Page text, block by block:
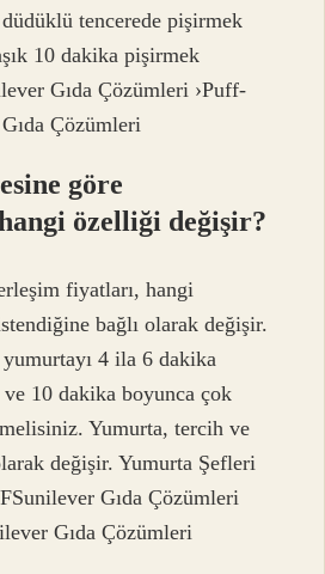
tencerede pişirmek
10 dakika pişirmek
Gıda Çözümleri ›Puff-
Çözümleri
göre
özelliği değişir?
fiyatları, hangi
bağlı olarak değişir.
4 ila 6 dakika
ve 10 dakika boyunca çok
Yumurta, tercih ve
değişir. Yumurta Şefleri
Gıda Çözümleri
Gıda Çözümleri